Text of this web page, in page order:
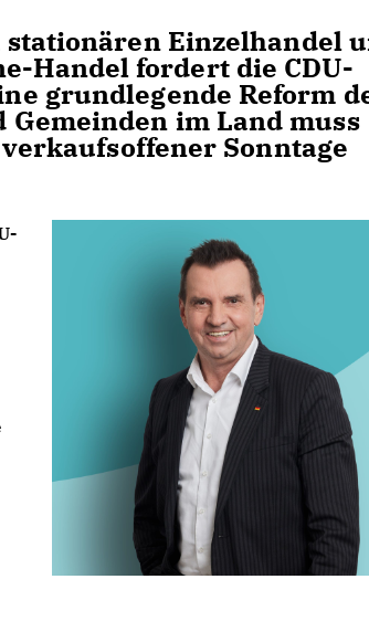
Einzelhandel
Handel fordert die CDU-
grundlegende Reform
Gemeinden im Land muss
Sonntage